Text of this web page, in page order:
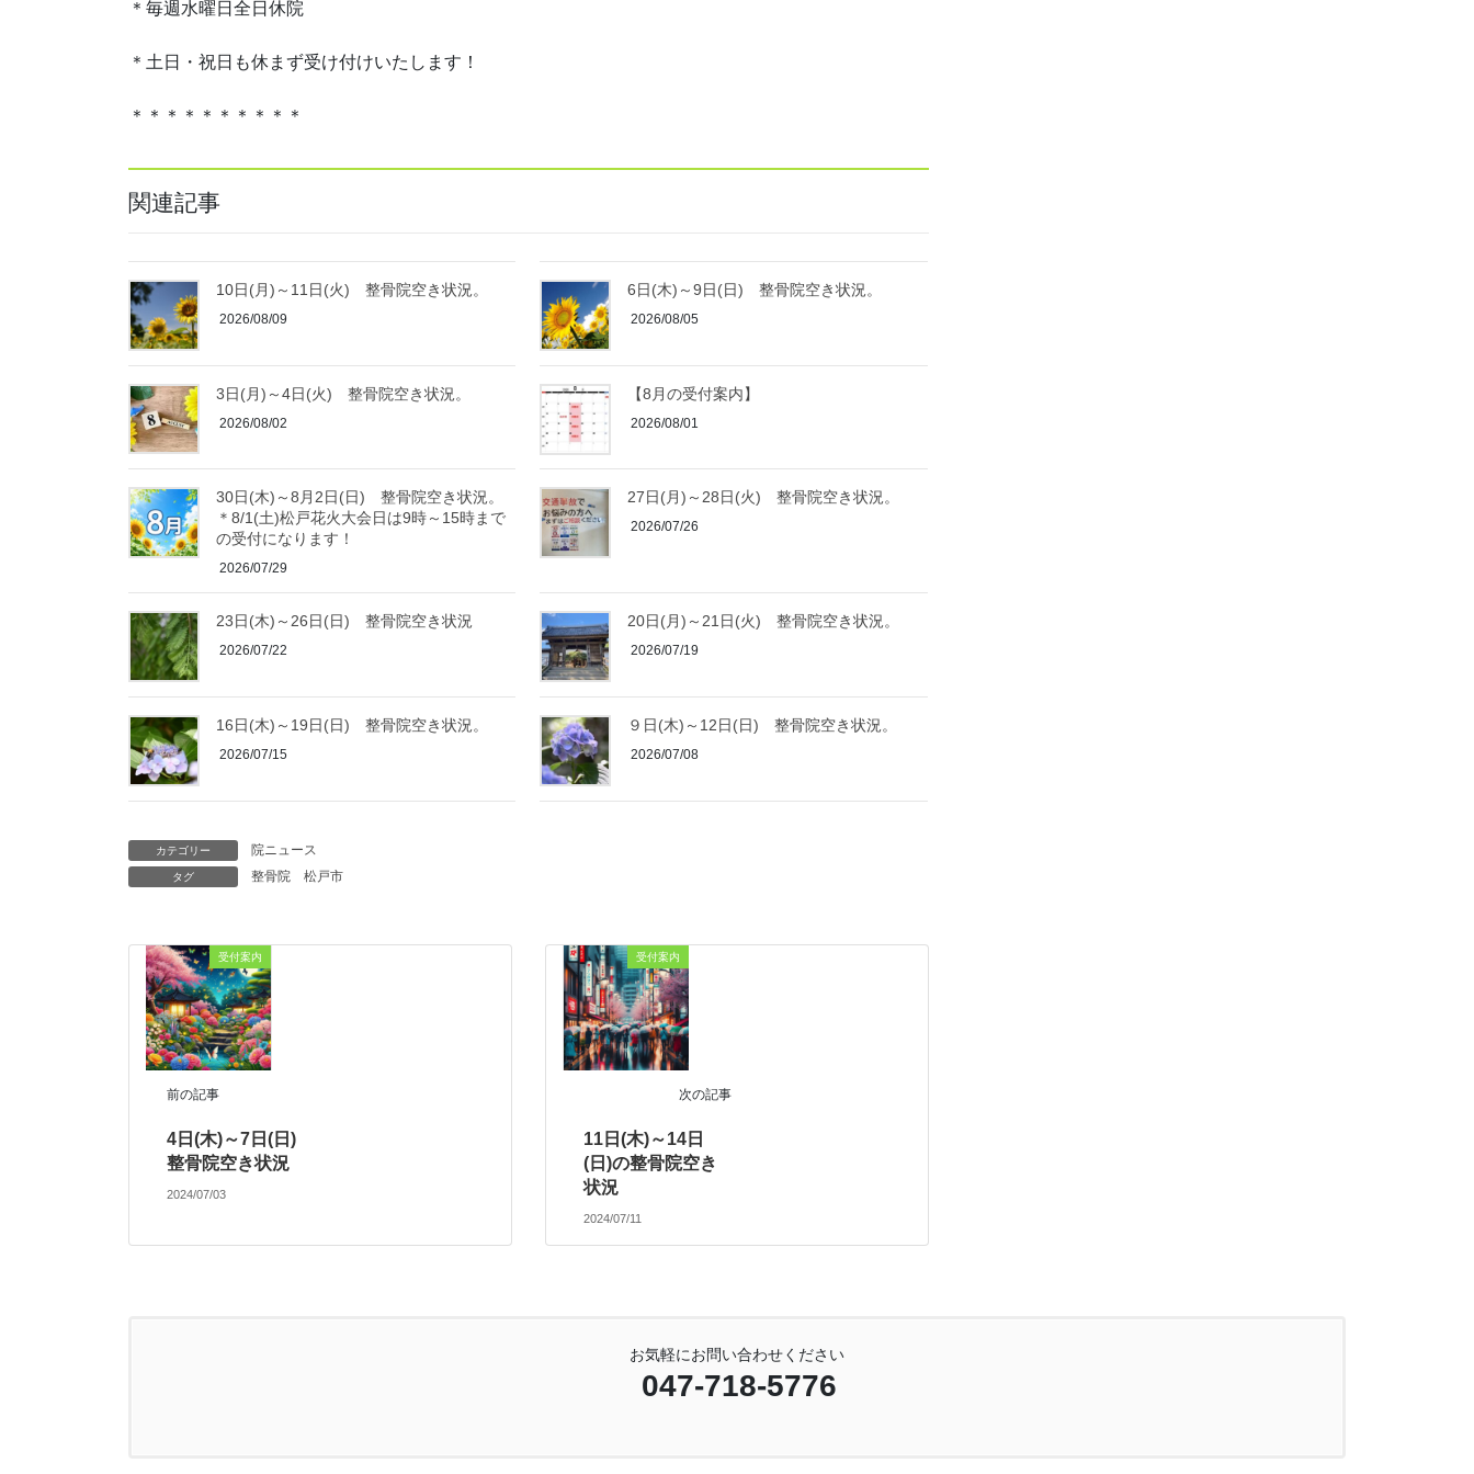
＊毎週水曜日全日休院
＊土日・祝日も休まず受け付けいたします！
＊＊＊＊＊＊＊＊＊＊
関連記事
10日(月)～11日(火) 整骨院空き状況。
2026/08/09
6日(木)～9日(日) 整骨院空き状況。
2026/08/05
3日(月)～4日(火) 整骨院空き状況。
2026/08/02
【8月の受付案内】
2026/08/01
30日(木)～8月2日(日) 整骨院空き状況。
＊8/1(土)松戸花火大会日は9時～15時まで
の受付になります！
2026/07/29
27日(月)～28日(火) 整骨院空き状況。
2026/07/26
23日(木)～26日(日) 整骨院空き状況
2026/07/22
20日(月)～21日(火) 整骨院空き状況。
2026/07/19
16日(木)～19日(日) 整骨院空き状況。
2026/07/15
９日(木)～12日(日) 整骨院空き状況。
2026/07/08
カテゴリー 院ニュース
タグ 整骨院 松戸市
受付案内
前の記事
4日(木)～7日(日)
整骨院空き状況
2024/07/03
受付案内
次の記事
11日(木)～14日
(日)の整骨院空き
状況
2024/07/11
お気軽にお問い合わせください
047-718-5776